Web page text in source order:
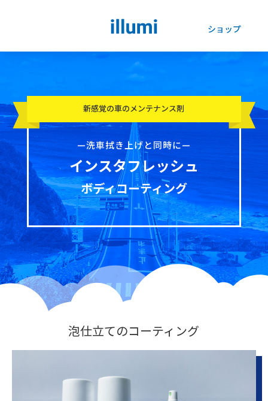
ショップ
新感覚の車のメンテナンス剤
—洗車拭き上げと同時に—
インスタフレッシュ
ボディコーティング
泡仕立てのコーティング